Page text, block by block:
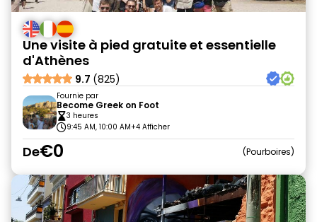
Une visite à pied gratuite et essentielle
d'Athènes
9.7 (825)
Fournie par
Become Greek on Foot
3 heures
9:45 AM, 10:00 AM+4 Afficher
De€0 Pourboires